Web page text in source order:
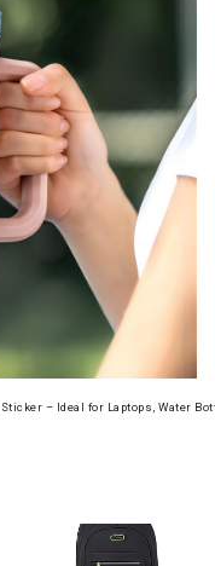
– Ideal for Laptops, Water